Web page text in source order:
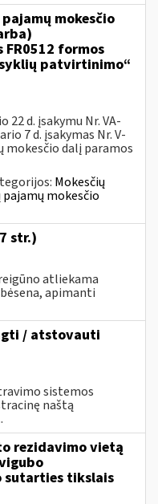
mokesčio
formos
patvirtinimo“
d. įsakymu Nr. VA-
7 d. įsakymas Nr. V-
mokesčio dalį paramos
Mokesčių
mokesčio
str.)
atliekama
apimanti
/ atstovauti
sistemos
naštą
rezidavimo vietą
sutarties tikslais